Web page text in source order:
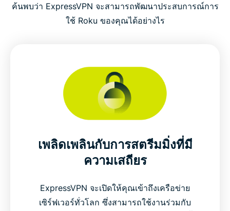
ค้นพบว่า ExpressVPN จะสามารถพัฒนาประสบการณ์การ
ใช้ Roku ของคุณได้อย่างไร
เพลิดเพลินกับการสตรีมมิ่งที่มี
ความเสถียร
ExpressVPN จะเปิดให้คุณเข้าถึงเครือข่าย
เซิร์ฟเวอร์ทั่วโลก ซึ่งสามารถใช้งานร่วมกับ